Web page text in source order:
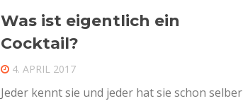
Was ist eigentlich ein
Cocktail?
4. APRIL 2017
Jeder kennt sie und jeder hat sie schon selber